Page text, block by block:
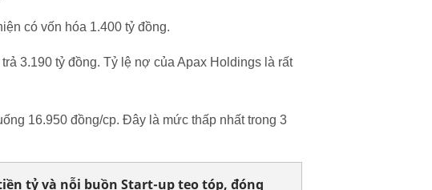
có vốn hóa 1.400 tỷ đồng.
3.190 tỷ đồng. Tỷ lệ nợ của Apax Holdings là rất
16.950 đồng/cp. Đây là mức thấp nhất trong 3
tỷ và nỗi buồn Start-up teo tóp, đóng